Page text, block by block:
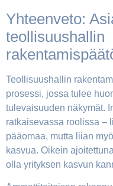
Yhteenveto:
teollisuushallin
Teollisuushallin
prosessi, jossa tulee
tulevaisuuden näkymät.
ratkaisevassa roolissa –
pääomaa, mutta liian
kasvua. Oikein
olla yrityksen kasvun